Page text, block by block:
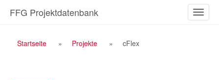
Inhalt
ein-/
FFG Projektdatenbank
Breadcrumb
Startseite Projekte cFlex